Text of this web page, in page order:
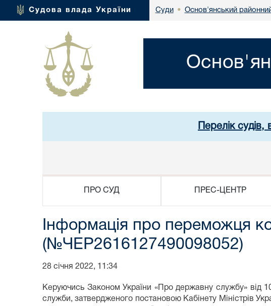
Судова влада України Суди • Основ'янський
Перелік судів,
ПРО СУД ПРЕС-ЦЕНТР
Інформація про переможця
(№ЧЕР2616127490098052)
28 січня 2022, 11:34
Керуючись Законом України «Про державну службу» від
служби, затвердженого постановою Кабінету Міністрів